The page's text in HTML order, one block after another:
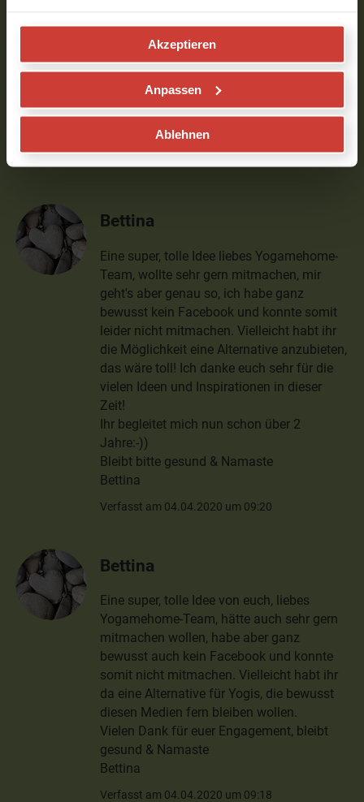
Akzeptieren
Anpassen
Ablehnen
für die Kinder statt findet. Für eine kurze
Info wäre ich dankbar.
Facebook Seite / Gruppe?
Vielen Dank
Bettina
Eine super, tolle Idee liebes Yogamehome-
Team, wollte sehr gern mitmachen, mir
geht's aber genau so, ich habe ganz
bewusst kein Facebook und konnte somit
leider nicht mitmachen. Vielleicht habt ihr
die Möglichkeit eine Alternative anzubieten,
das wäre toll! Ich danke euch sehr für die
vielen Ideen und Inspirationen in dieser
Zeit!
Ihr begleitet mich nun schon über 2
Jahre:-))
Bleibt bitte gesund & Namaste
Bettina
Verfasst am 04.04.2020 um 09:20
Bettina
Eine super, tolle Idee von euch, liebes
Yogamehome-Team, hätte auch sehr gern
mitmachen wollen, habe aber ganz
bewusst auch kein Facebook und konnte
somit nicht mitmachen. Vielleicht habt ihr
da eine Alternative für Yogis, die bewusst
diesen Medien fern bleiben wollen.
Vielen Dank für euer Engagement, bleibt
gesund & Namaste
Bettina
Verfasst am 04.04.2020 um 09:18